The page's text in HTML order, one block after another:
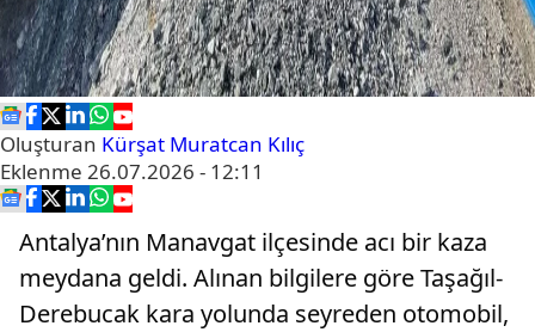
Oluşturan Kürşat Muratcan Kılıç
Eklenme 26.07.2026 - 12:11
Antalya’nın Manavgat ilçesinde acı bir kaza
meydana geldi. Alınan bilgilere göre Taşağıl-
Derebucak kara yolunda seyreden otomobil,